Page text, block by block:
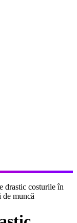
drastic costurile în
muncă